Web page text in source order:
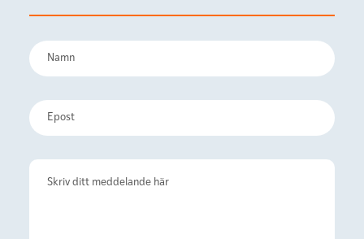
post(Obligatoriskt)